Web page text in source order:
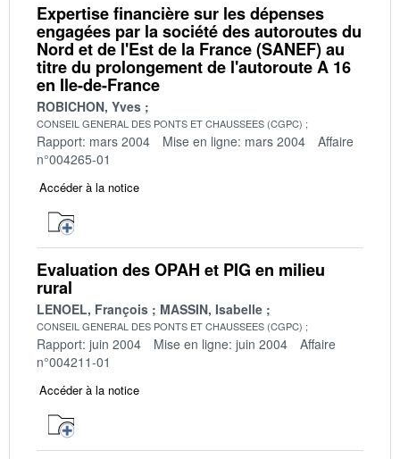
Expertise financière sur les dépenses
engagées par la société des autoroutes du
Nord et de l'Est de la France (SANEF) au
titre du prolongement de l'autoroute A 16
en Ile-de-France
ROBICHON, Yves
CONSEIL GENERAL DES PONTS ET CHAUSSEES (CGPC)
Rapport: mars 2004 Mise en ligne: mars 2004
Affaire
n°004265-01
Accéder à la notice
Evaluation des OPAH et PIG en milieu
rural
LENOEL, François MASSIN, Isabelle
CONSEIL GENERAL DES PONTS ET CHAUSSEES (CGPC)
Rapport: juin 2004 Mise en ligne: juin 2004
Affaire
n°004211-01
Accéder à la notice